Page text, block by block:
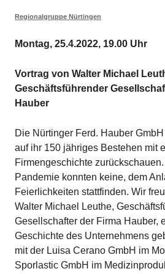
Regionalgruppe Nürtingen
Montag, 25.4.2022, 19.00 Uhr
Vortrag von Walter Michael
Geschäftsführender
Hauber
Die Nürtinger Ferd. Hauber
auf ihr 150 jähriges Bestehen mit
Firmengeschichte
Pandemie konnten keine, dem
Feierlichkeiten stattfinden. Wir
Walter Michael Leuthe,
Gesellschafter der Firma Hauber,
Geschichte des Unternehmens
mit der Luisa Cerano GmbH im
Sporlastic GmbH im